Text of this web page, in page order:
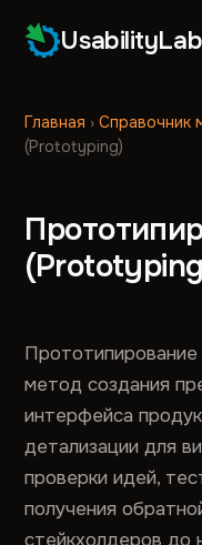
UsabilityLab
Главная ›Справочник
(Prototyping)
метод создания
интерфейса
детализации для
проверки идей,
получения
стейкхолдеров до